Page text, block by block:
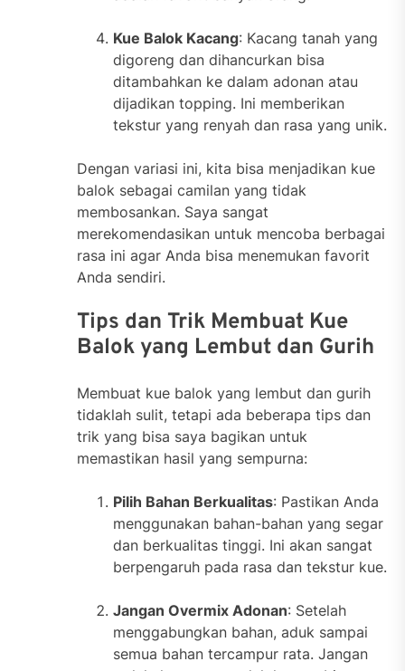
Kue Balok Kacang: Kacang tanah yang
digoreng dan dihancurkan bisa
ditambahkan ke dalam adonan atau
dijadikan topping. Ini memberikan
tekstur yang renyah dan rasa yang unik.
Dengan variasi ini, kita bisa menjadikan kue
balok sebagai camilan yang tidak
membosankan. Saya sangat
merekomendasikan untuk mencoba berbagai
rasa ini agar Anda bisa menemukan favorit
Anda sendiri.
Tips dan Trik Membuat Kue
Balok yang Lembut dan Gurih
Membuat kue balok yang lembut dan gurih
tidaklah sulit, tetapi ada beberapa tips dan
trik yang bisa saya bagikan untuk
memastikan hasil yang sempurna:
Pilih Bahan Berkualitas: Pastikan Anda
menggunakan bahan-bahan yang segar
dan berkualitas tinggi. Ini akan sangat
berpengaruh pada rasa dan tekstur kue.
Jangan Overmix Adonan: Setelah
menggabungkan bahan, aduk sampai
semua bahan tercampur rata. Jangan